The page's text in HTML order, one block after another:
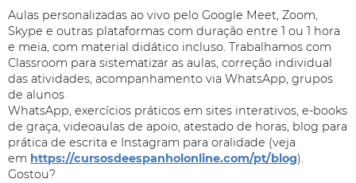
Aulas personalizadas ao vivo pelo Google Meet, Zoom,
Skype e outras plataformas com duração entre 1 ou 1 hora
e meia, com material didático incluso. Trabalhamos com
Classroom para sistematizar as aulas, correção individual
das atividades, acompanhamento via WhatsApp, grupos
de alunos
WhatsApp, exercícios práticos em sites interativos, e-books
de graça, videoaulas de apoio, atestado de horas, blog para
prática de escrita e Instagram para oralidade (veja
em https://cursosdeespanholonline.com/pt/blog).
Gostou?